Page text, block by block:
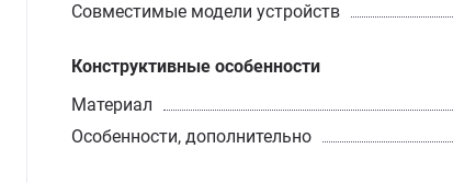
Совместимые модели устройств
Конструктивные особенности
Материал
Особенности, дополнительно